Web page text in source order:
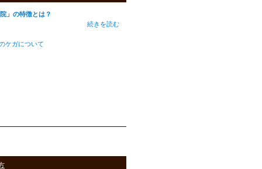
」の特徴とは？
続きを読む
ケガについて